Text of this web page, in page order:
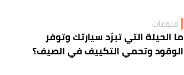
منوعات
ما الحيلة التي تبرّد سيارتك وتوفر
الوقود وتحمي التكييف في الصيف؟